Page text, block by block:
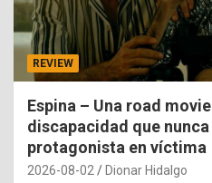
REVIEW
Espina – Una road
discapacidad que
protagonista en víctima
2026-08-02 Dionar Hidalgo